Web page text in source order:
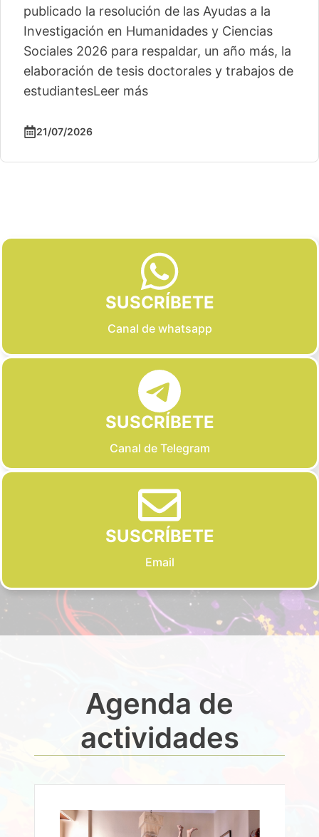
publicado la resolución de las Ayudas a la
Investigación en Humanidades y Ciencias
Sociales 2026 para respaldar, un año más, la
elaboración de tesis doctorales y trabajos de
estudiantesLeer más
21/07/2026
SUSCRÍBETE
Canal de whatsapp
SUSCRÍBETE
Canal de Telegram
SUSCRÍBETE
Email
Agenda de
actividades